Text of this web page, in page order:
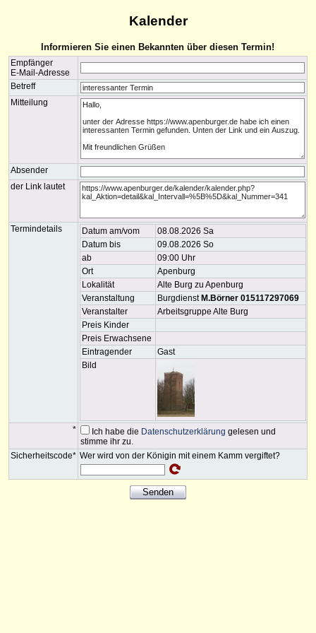
Kalender
Informieren Sie einen Bekannten über diesen Termin!
Empfänger
E-Mail-Adresse
Betreff
Mitteilung
Absender
der Link lautet
Termindetails Datum am/vom
08.08.2026 Sa
Datum bis
09.08.2026 So
ab
09:00 Uhr
Ort
Apenburg
Lokalität
Alte Burg zu Apenburg
Veranstaltung
Burgdienst M.Börner 015117297069
Veranstalter
Arbeitsgruppe Alte Burg
Preis Kinder
Preis Erwachsene
Eintragender
Gast
Bild
* Ich habe die Datenschutzerklärung gelesen und
stimme ihr zu.
Sicherheitscode* Wer wird von der Königin mit einem Kamm vergiftet?